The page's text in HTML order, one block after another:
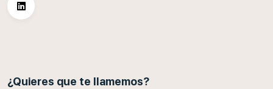
¿Quieres que te llamemos?